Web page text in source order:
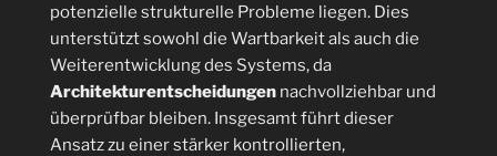
potenzielle strukturelle Probleme liegen. Dies
unterstützt sowohl die Wartbarkeit als auch die
Weiterentwicklung des Systems, da
Architekturentscheidungen nachvollziehbar und
überprüfbar bleiben. Insgesamt führt dieser
Ansatz zu einer stärker kontrollierten,